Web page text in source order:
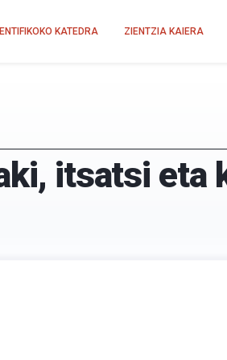
KATEDRA ZIENTZIA KAIERA
itsatsi eta